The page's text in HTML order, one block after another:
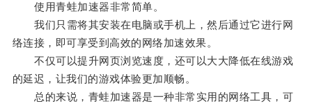
使用青蛙加速器非常简单。
我们只需将其安装在电脑或手机上，然后通过它进行网
络连接，即可享受到高效的网络加速效果。
不仅可以提升网页浏览速度，还可以大大降低在线游戏
的延迟，让我们的游戏体验更加顺畅。
总的来说，青蛙加速器是一种非常实用的网络工具，可